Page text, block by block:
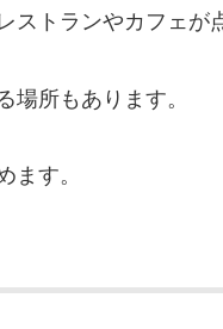
トランやカフェが
所もあります。
す。